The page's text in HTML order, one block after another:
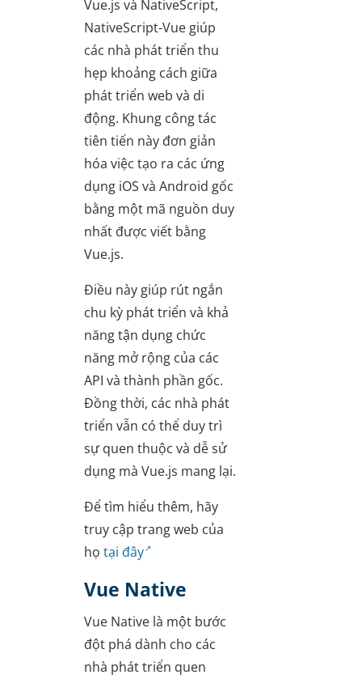
Vue.js và NativeScript,
NativeScript-Vue giúp
các nhà phát triển thu
hẹp khoảng cách giữa
phát triển web và di
động. Khung công tác
tiên tiến này đơn giản
hóa việc tạo ra các ứng
dụng iOS và Android gốc
bằng một mã nguồn duy
nhất được viết bằng
Vue.js.
Điều này giúp rút ngắn
chu kỳ phát triển và khả
năng tận dụng chức
năng mở rộng của các
API và thành phần gốc.
Đồng thời, các nhà phát
triển vẫn có thể duy trì
sự quen thuộc và dễ sử
dụng mà Vue.js mang lại.
Để tìm hiểu thêm, hãy
truy cập trang web của
họ tại đây
Vue Native
Vue Native là một bước
đột phá dành cho các
nhà phát triển quen